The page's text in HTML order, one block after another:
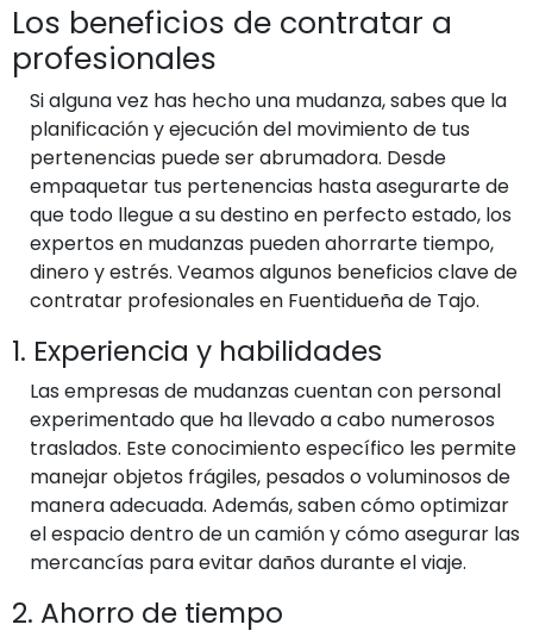
Los beneficios de contratar a
profesionales
Si alguna vez has hecho una mudanza, sabes que la
planificación y ejecución del movimiento de tus
pertenencias puede ser abrumadora. Desde
empaquetar tus pertenencias hasta asegurarte de
que todo llegue a su destino en perfecto estado, los
expertos en mudanzas pueden ahorrarte tiempo,
dinero y estrés. Veamos algunos beneficios clave de
contratar profesionales en Fuentidueña de Tajo.
1. Experiencia y habilidades
Las empresas de mudanzas cuentan con personal
experimentado que ha llevado a cabo numerosos
traslados. Este conocimiento específico les permite
manejar objetos frágiles, pesados o voluminosos de
manera adecuada. Además, saben cómo optimizar
el espacio dentro de un camión y cómo asegurar las
mercancías para evitar daños durante el viaje.
2. Ahorro de tiempo